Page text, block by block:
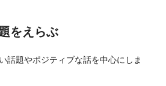
をえらぶ
話題やポジティブな話を中心にしま